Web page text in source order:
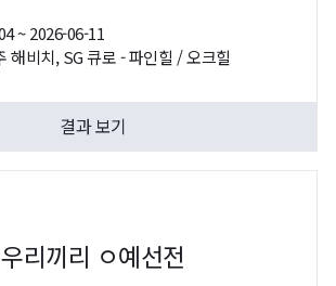
~ 2026-06-11
해비치, SG 큐로 - 파인힐 / 오크힐
결과 보기
우리끼리 ㅇ예선전